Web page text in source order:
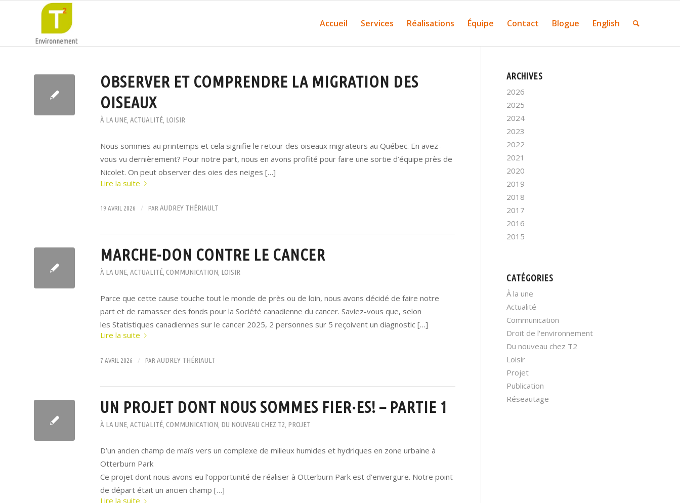
Accueil Services Réalisations Équipe Contact Blogue English
OBSERVER ET COMPRENDRE LA MIGRATION DES
OISEAUX
À LA UNE ACTUALITÉ LOISIR
Nous sommes au printemps et cela signifie le retour des oiseaux migrateurs au Québec. En avez-
vous vu dernièrement? Pour notre part, nous en avons profité pour faire une sortie d’équipe près de
Nicolet. On peut observer des oies des neiges […]
Lire la suite
19 AVRIL 2026 / PAR AUDREY THÉRIAULT
MARCHE-DON CONTRE LE CANCER
À LA UNE ACTUALITÉ COMMUNICATION LOISIR
Parce que cette cause touche tout le monde de près ou de loin, nous avons décidé de faire notre
part et de ramasser des fonds pour la Société canadienne du cancer. Saviez-vous que, selon
les Statistiques canadiennes sur le cancer 2025, 2 personnes sur 5 reçoivent un diagnostic […]
Lire la suite
7 AVRIL 2026 / PAR AUDREY THÉRIAULT
UN PROJET DONT NOUS SOMMES FIER·ES! – PARTIE 1
À LA UNE ACTUALITÉ COMMUNICATION DU NOUVEAU CHEZ T2 PROJET
D’un ancien champ de maïs vers un complexe de milieux humides et hydriques en zone urbaine à
Otterburn Park
Ce projet dont nous avons eu l’opportunité de réaliser à Otterburn Park est d’envergure. Notre point
de départ était un ancien champ […]
Lire la suite
ARCHIVES
2026
2025
2024
2023
2022
2021
2020
2019
2018
2017
2016
2015
CATÉGORIES
À la une
Actualité
Communication
Droit de l'environnement
Du nouveau chez T2
Loisir
Projet
Publication
Réseautage